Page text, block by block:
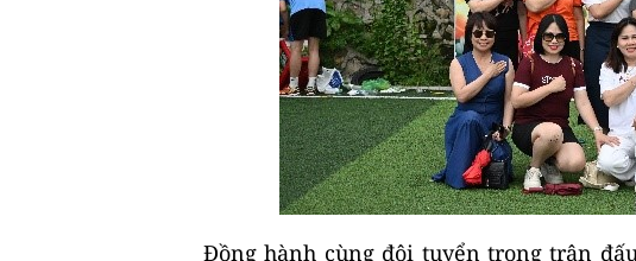
Đồng hành cùng đội tuyển trong trận